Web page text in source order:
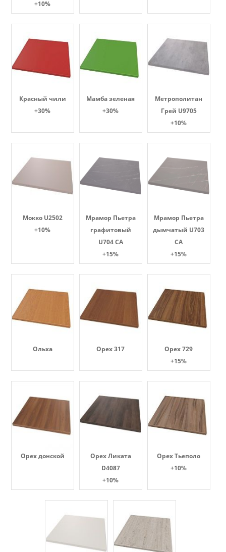
+10%
Красный чили
+30%
Мамба зеленая
+30%
Метрополитан
Грей U9705
+10%
Мокко U2502
+10%
Мрамор Пьетра
графитовый
U704 CA
+15%
Мрамор Пьетра
дымчатый U703
CA
+15%
Ольха Орех 317
Орех 729
+15%
Орех донской
Орех Ликата
D4087
+10%
Орех Тьеполо
+10%